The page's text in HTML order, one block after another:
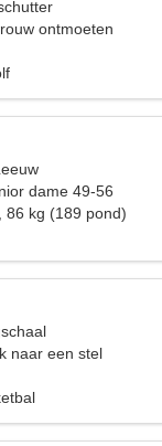
ontmoeten
dame 49-56
86 kg (189 pond)
naar een stel